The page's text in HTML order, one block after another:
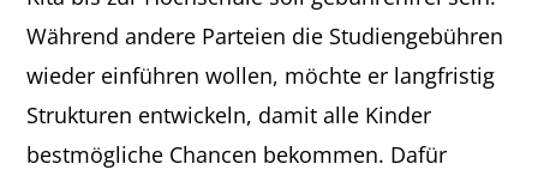
Während andere Parteien die Studiengebühren
wieder einführen wollen, möchte er langfristig
Strukturen entwickeln, damit alle Kinder
bestmögliche Chancen bekommen. Dafür